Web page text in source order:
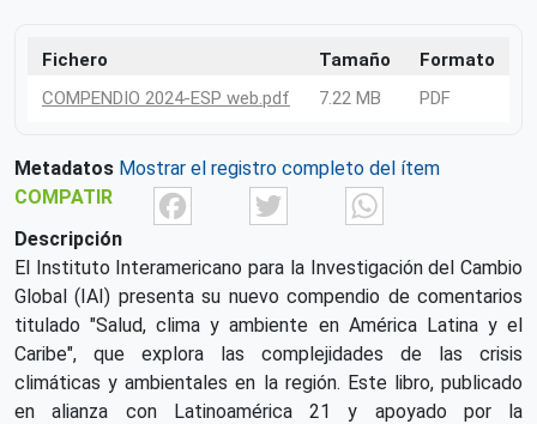
Fichero Tamaño
Formato
COMPENDIO 2024-ESP web.pdf
7.22 MB PDF
Metadatos Mostrar el registro completo del ítem
COMPATIR
FacebookTwitter
Descripción
El Instituto Interamericano para la Investigación del Cambio
Global (IAI) presenta su nuevo compendio de comentarios
titulado "Salud, clima y ambiente en América Latina y el
Caribe", que explora las complejidades de las crisis
climáticas y ambientales en la región. Este libro, publicado
en alianza con Latinoamérica 21 y apoyado por la